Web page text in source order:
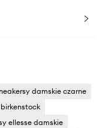
damskie czarne
ellesse damskie